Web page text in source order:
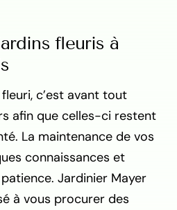
fleuris à
c’est avant tout
afin que celles-ci restent
La maintenance de vos
connaissances et
Jardinier Mayer
à vous procurer des